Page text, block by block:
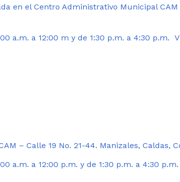
en el Centro Administrativo Municipal CAM
a.m. a 12:00 m y de 1:30 p.m. a 4:30 p.m.
– Calle 19 No. 21-44. Manizales, Caldas,
a.m. a 12:00 p.m. y de 1:30 p.m. a 4:30